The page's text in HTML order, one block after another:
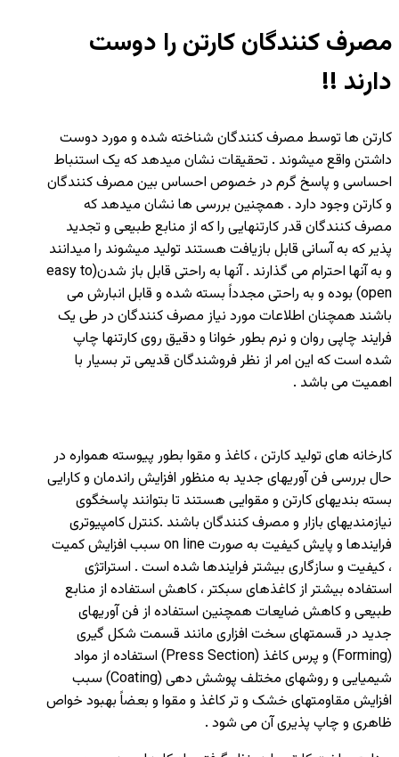
مصرف کنندگان کارتن را دوست
دارند !!
کارتن ها توسط مصرف کنندگان شناخته شده و مورد دوست
داشتن واقع میشوند . تحقیقات نشان میدهد که یک استنباط
احساسی و پاسخ گرم در خصوص احساس بین مصرف کنندگان
و کارتن وجود دارد . همچنین بررسی ها نشان میدهد که
مصرف کنندگان قدر کارتنهایی را که از منابع طبیعی و تجدید
پذیر که به آسانی قابل بازیافت هستند تولید میشوند را میدانند
و به آنها احترام می گذارند . آنها به راحتی قابل باز شدن(easy to
open) بوده و به راحتی مجدداً بسته شده و قابل انبارش می
باشند همچنان اطلاعات مورد نیاز مصرف کنندگان در طی یک
فرایند چاپی روان و نرم بطور خوانا و دقیق روی کارتنها چاپ
شده است که این امر از نظر فروشندگان قدیمی تر بسیار با
اهمیت می باشد .
کارخانه های تولید کارتن ، کاغذ و مقوا بطور پیوسته همواره در
حال بررسی فن آوریهای جدید به منظور افزایش راندمان و کارایی
بسته بندیهای کارتن و مقوایی هستند تا بتوانند پاسخگوی
نیازمندیهای بازار و مصرف کنندگان باشند .کنترل کامپیوتری
فرایندها و پایش کیفیت به صورت on line سبب افزایش کمیت
، کیفیت و سازگاری بیشتر فرایندها شده است . استراتژی
استفاده بیشتر از کاغذهای سبکتر ، کاهش استفاده از منابع
طبیعی و کاهش ضایعات همچنین استفاده از فن آوریهای
جدید در قسمتهای سخت افزاری مانند قسمت شکل گیری
(Forming) و پرس کاغذ (Press Section) استفاده از مواد
شیمیایی و روشهای مختلف پوشش دهی (Coating) سبب
افزایش مقاومتهای خشک و تر کاغذ و مقوا و بعضاً بهبود خواص
ظاهری و چاپ پذیری آن می شود .